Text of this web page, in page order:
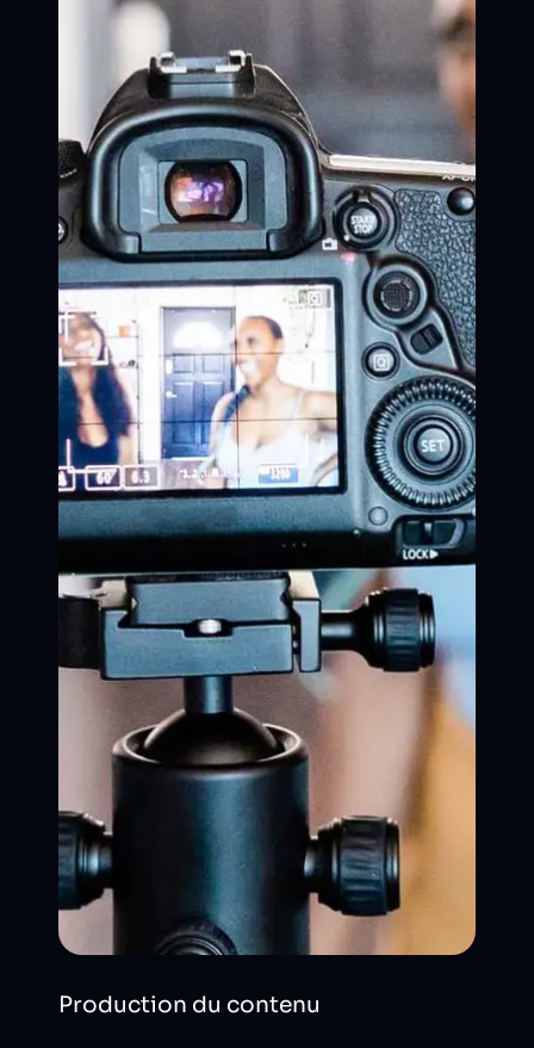
Production du contenu